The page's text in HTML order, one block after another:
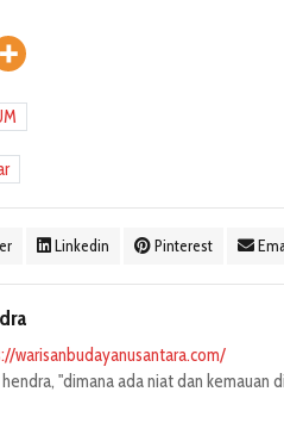
Linkedin Pinterest
warisanbudayanusantara.com/
"dimana ada niat dan kemauan